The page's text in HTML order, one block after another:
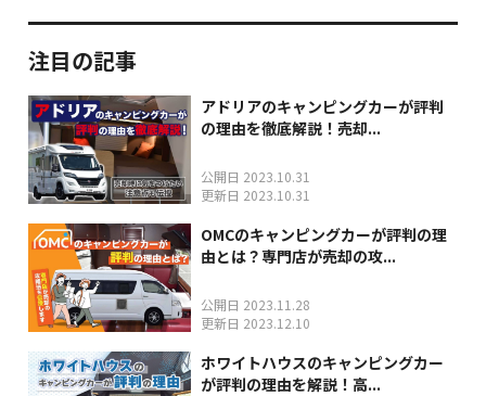
注目の記事
アドリアのキャンピングカーが評判
の理由を徹底解説！売却...
公開日 2023.10.31
更新日 2023.10.31
OMCのキャンピングカーが評判の理
由とは？専門店が売却の攻...
公開日 2023.11.28
更新日 2023.12.10
ホワイトハウスのキャンピングカー
が評判の理由を解説！高...